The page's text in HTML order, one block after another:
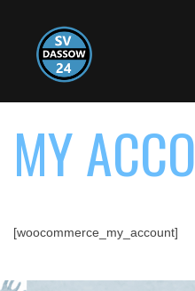
MY
[woocommerce_my_account]